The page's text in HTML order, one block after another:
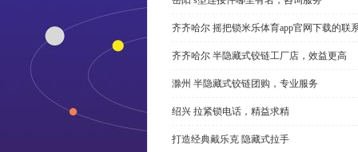
齐齐哈尔 摇把锁米乐体育app官网下载的联
齐齐哈尔 半隐藏式铰链工厂店，效益更高
滁州 半隐藏式铰链团购，专业服务
绍兴 拉紧锁电话，精益求精
打造经典戴乐克 隐藏式拉手